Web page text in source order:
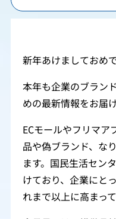
新年あけましておめ
本年も企業のブラン
めの最新情報をお届
ECモールやフリマ
品や偽ブランド、な
ます。国民生活セン
けており、企業にと
れまで以上に高まっ